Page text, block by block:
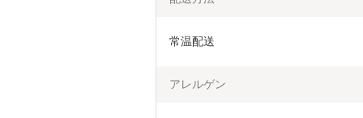
常温配送
アレルゲン